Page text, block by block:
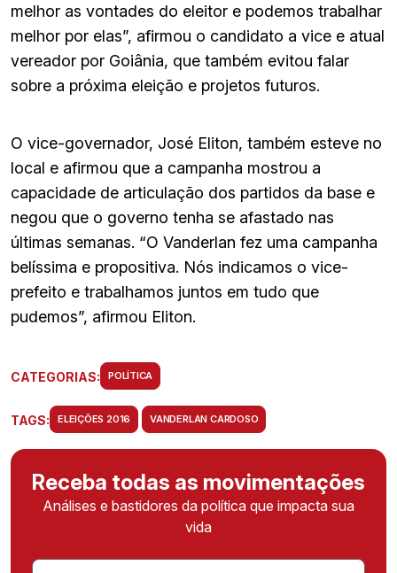
melhor as vontades do eleitor e podemos trabalhar
melhor por elas”, afirmou o candidato a vice e atual
vereador por Goiânia, que também evitou falar
sobre a próxima eleição e projetos futuros.
O vice-governador, José Eliton, também esteve no
local e afirmou que a campanha mostrou a
capacidade de articulação dos partidos da base e
negou que o governo tenha se afastado nas
últimas semanas. “O Vanderlan fez uma campanha
belíssima e propositiva. Nós indicamos o vice-
prefeito e trabalhamos juntos em tudo que
pudemos”, afirmou Eliton.
CATEGORIAS: POLÍTICA
TAGS: ELEIÇÕES 2016 VANDERLAN CARDOSO
Receba todas as movimentações
Análises e bastidores da política que impacta sua
vida